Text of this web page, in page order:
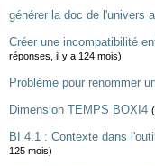
générer la doc de l'univers
Créer une incompatibilité
réponses, il y a 124 mois)
Problème pour renommer
Dimension TEMPS BOXI4
BI 4.1 : Contexte dans
125 mois)